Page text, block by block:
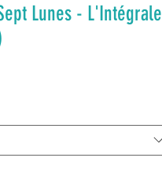
Lunes - L'Intégrale